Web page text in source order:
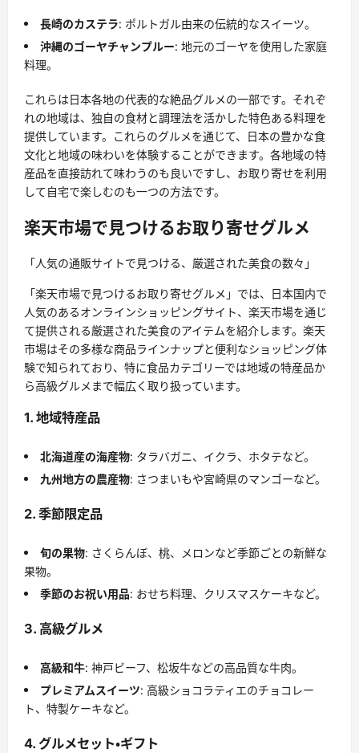
長崎のカステラ: ポルトガル由来の伝統的なスイーツ。
沖縄のゴーヤチャンプルー: 地元のゴーヤを使用した家庭
料理。
これらは日本各地の代表的な絶品グルメの一部です。それぞ
れの地域は、独自の食材と調理法を活かした特色ある料理を
提供しています。これらのグルメを通じて、日本の豊かな食
文化と地域の味わいを体験することができます。各地域の特
産品を直接訪れて味わうのも良いですし、お取り寄せを利用
して自宅で楽しむのも一つの方法です。
楽天市場で見つけるお取り寄せグルメ
「人気の通販サイトで見つける、厳選された美食の数々」
「楽天市場で見つけるお取り寄せグルメ」では、日本国内で
人気のあるオンラインショッピングサイト、楽天市場を通じ
て提供される厳選された美食のアイテムを紹介します。楽天
市場はその多様な商品ラインナップと便利なショッピング体
験で知られており、特に食品カテゴリーでは地域の特産品か
ら高級グルメまで幅広く取り扱っています。
1. 地域特産品
北海道産の海産物: タラバガニ、イクラ、ホタテなど。
九州地方の農産物: さつまいもや宮崎県のマンゴーなど。
2. 季節限定品
旬の果物: さくらんぼ、桃、メロンなど季節ごとの新鮮な
果物。
季節のお祝い用品: おせち料理、クリスマスケーキなど。
3. 高級グルメ
高級和牛: 神戸ビーフ、松坂牛などの高品質な牛肉。
プレミアムスイーツ: 高級ショコラティエのチョコレー
ト、特製ケーキなど。
4. グルメセット・ギフト